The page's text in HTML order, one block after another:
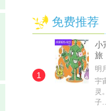
免费推荐
1
小
旅
明
宇
灵
子